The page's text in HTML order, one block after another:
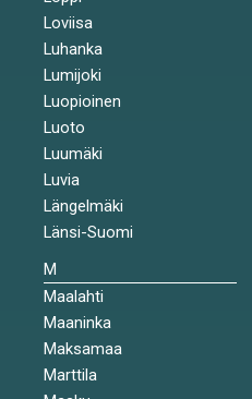
Loviisa
Luhanka
Lumijoki
Luopioinen
Luoto
Luumäki
Luvia
Längelmäki
Länsi-Suomi
M
Maalahti
Maaninka
Maksamaa
Marttila